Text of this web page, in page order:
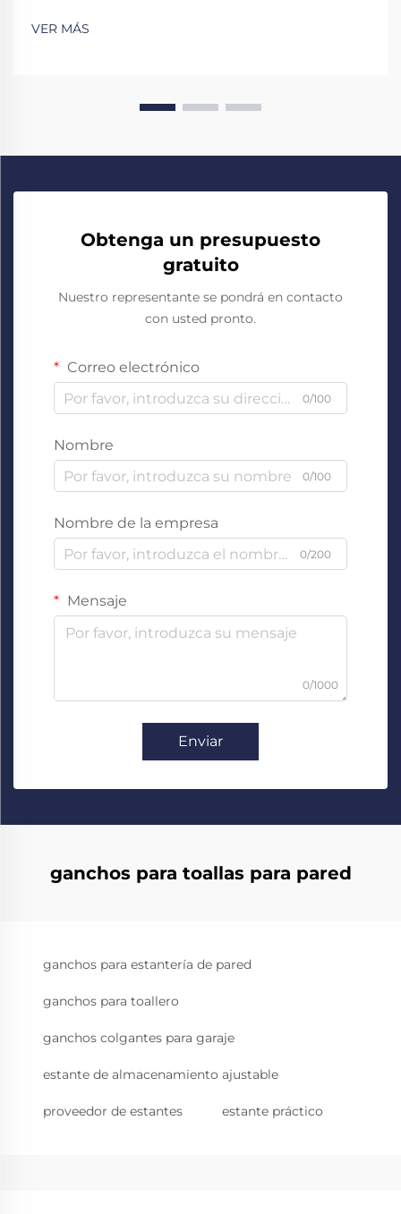
VER MÁS
Obtenga un presupuesto
gratuito
Nuestro representante se pondrá en contacto
con usted pronto.
Correo electrónico
0/100
Nombre
0/100
Nombre de la empresa
0/200
Mensaje
0/1000
Enviar
ganchos para toallas para pared
ganchos para estantería de pared
ganchos para toallero
ganchos colgantes para garaje
estante de almacenamiento ajustable
proveedor de estantes estante práctico